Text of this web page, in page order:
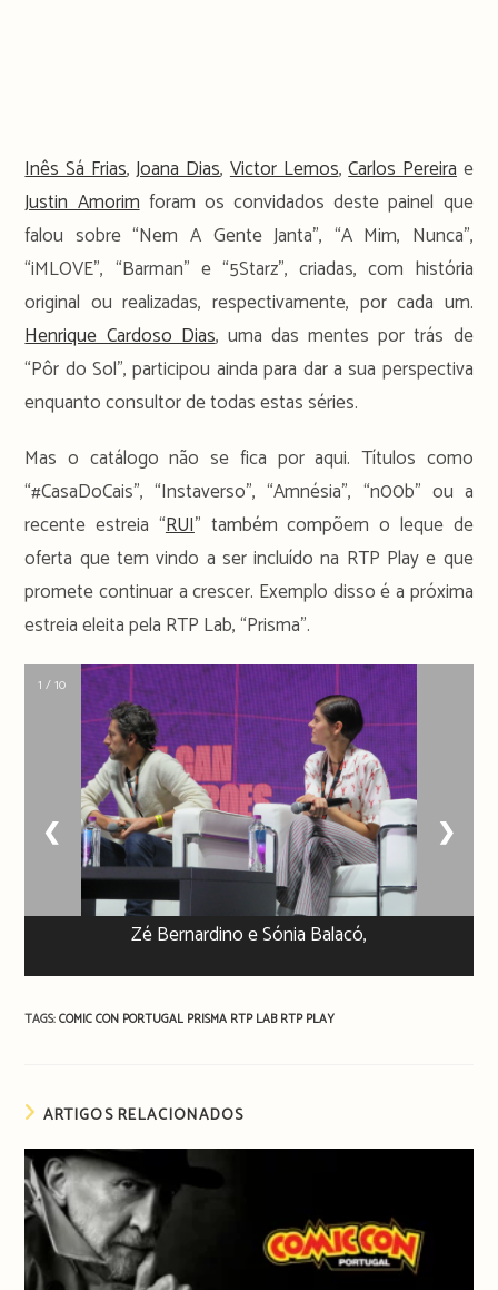
Inês Sá Frias,Joana Dias,Victor Lemos,Carlos Pereirae
Justin Amorimforam os convidados deste painel que
falou sobre “Nem A Gente Janta”, “A Mim, Nunca”,
“iMLOVE”, “Barman” e “5Starz”, criadas, com história
original ou realizadas, respectivamente, por cada um.
Henrique Cardoso Dias, uma das mentes por trás de
“Pôr do Sol”, participou ainda para dar a sua perspectiva
enquanto consultor de todas estas séries.
Mas o catálogo não se fica por aqui. Títulos como
“#CasaDoCais”, “Instaverso”, “Amnésia”, “n00b” ou a
recente estreia “RUI” também compõem o leque de
oferta que tem vindo a ser incluído na RTP Play e que
promete continuar a crescer. Exemplo disso é a próxima
estreia eleita pela RTP Lab, “Prisma”.
1 / 10
❮ ❯
Zé Bernardino e Sónia Balacó,
TAGS:COMIC CON PORTUGAL PRISMA RTP LABRTP PLAY
ARTIGOS RELACIONADOS